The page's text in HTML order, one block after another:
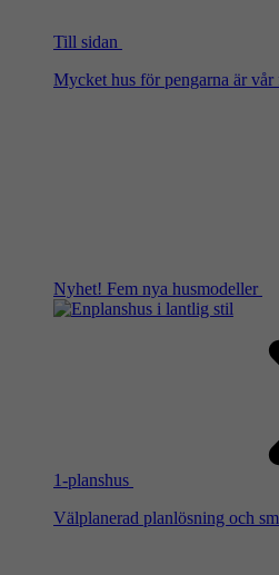
Till sidan
Mycket hus för pengarna är
Nyhet! Fem nya husmodeller
1-planshus
Välplanerad planlösning och